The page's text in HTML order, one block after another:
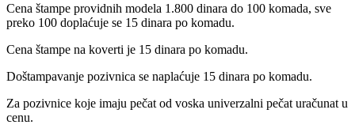
Cena štampe providnih modela 1.800 dinara do 100 komada, sve
preko 100 doplaćuje se 15 dinara po komadu.
Cena štampe na koverti je 15 dinara po komadu.
Doštampavanje pozivnica se naplaćuje 15 dinara po komadu.
Za pozivnice koje imaju pečat od voska univerzalni pečat uračunat u
cenu.